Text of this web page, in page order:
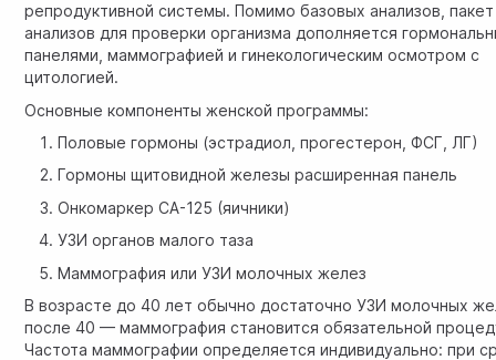
репродуктивной системы. Помимо базовых анализов, пакет
анализов для проверки организма дополняется
панелями, маммографией и гинекологическим осмотром с
цитологией.
Основные компоненты женской программы:
Половые гормоны (эстрадиол, прогестерон, ФСГ, ЛГ)
Гормоны щитовидной железы расширенная панель
Онкомаркер CA-125 (яичники)
УЗИ органов малого таза
Маммография илиУЗИ молочных желез
В возрасте до 40 лет обычно достаточно УЗИ молочных
после 40 — маммография становится обязательной
Частота маммографии определяется индивидуально: при